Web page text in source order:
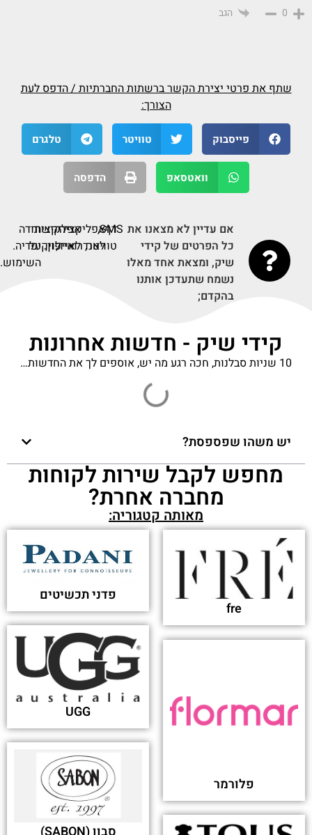
0 הגב
שתף את פרטי יצירת הקשר ברשתות החברתיות / הדפס לעת
הצורך:
פייסבוק טוויטר טלגרם
וואטסאפ הדפסה
אם עדיין לא מצאנו את
כל הפרטים של קידי
שיק, ומצאת אחד מאלו
נשמח שתעדכן אותנו
בהקדם;
SMS,
דף
טוויטר,
אפליקציה
לאנדרואיד,
אפליקציה
לאייפון,
קישור
לויקיפדיה.
תודה
על
השימוש.
קידי שיק - חדשות אחרונות
10 שניות סבלנות, חכה רגע מה יש, אוספים לך את החדשות…
יש משהו שפספסת?
מחפש לקבל שירות לקוחות
מחברה אחרת?
מאותה קטגוריה:
fre
פדני תכשיטים
UGG
פלורמר